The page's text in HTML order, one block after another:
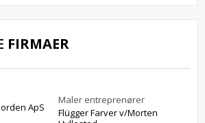
FIRMAER
ApS
Maler entreprenører
Flügger Farver v/Morten